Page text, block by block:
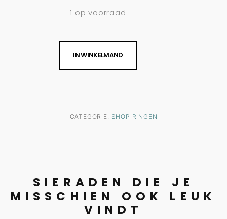
1 op voorraad
IN WINKELMAND
CATEGORIE: SHOP RINGEN
SIERADEN DIE JE
MISSCHIEN OOK LEUK
VINDT